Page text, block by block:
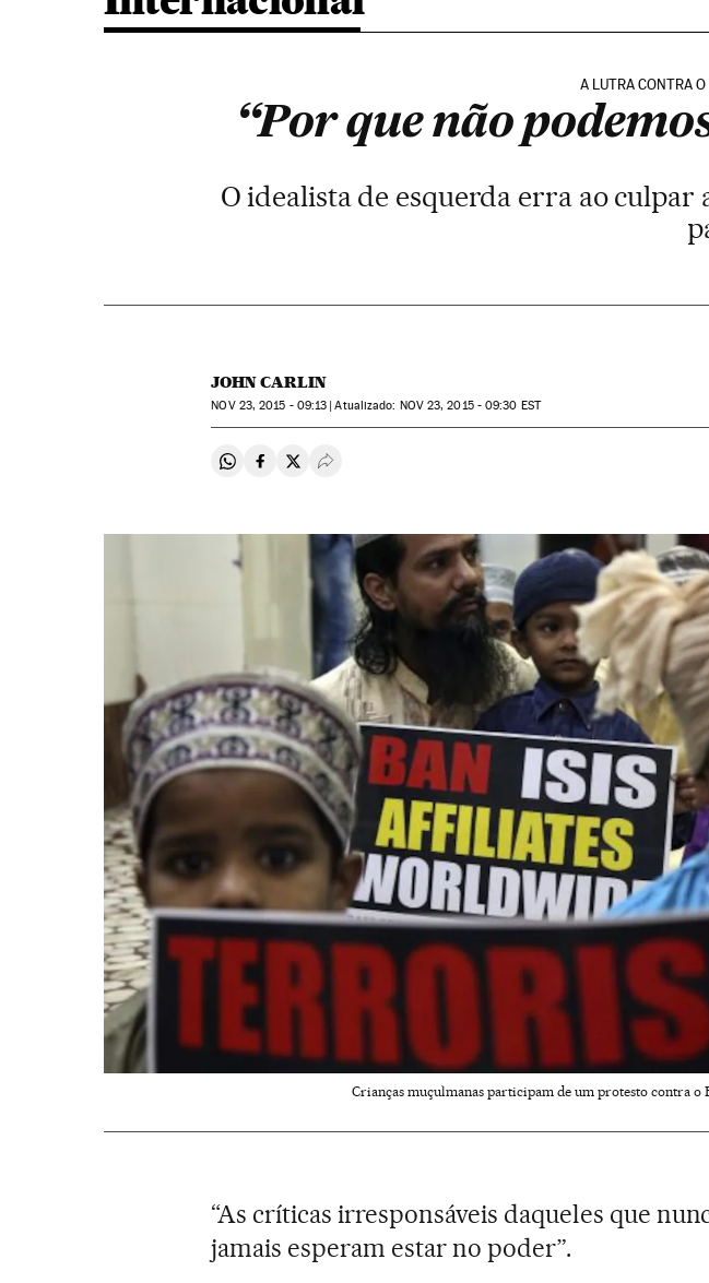
A LUTRA CONTRA
“Por que não
O idealista de esquerda erra ao
JOHN CARLIN
NOV23, 2015 - 09:13 atualizado: NOV23, 2015 - 09:30 EST
Compartir en Whatsapp
Compartir en Facebook
Compartir en Twitter
Desplegar Redes Sociales
Crianças muçulmanas participam de um protesto contra o
“As críticas irresponsáveis daqueles que
jamais esperam estar no poder”.